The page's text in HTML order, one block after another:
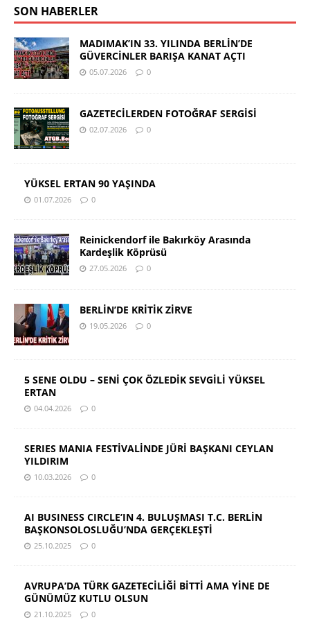
SON HABERLER
MADIMAK’IN 33. YILINDA BERLİN’DE
GÜVERCİNLER BARIŞA KANAT AÇTI
05.07.2026 0
GAZETECİLERDEN FOTOĞRAF SERGİSİ
02.07.2026 0
YÜKSEL ERTAN 90 YAŞINDA
01.07.2026 0
Reinickendorf ile Bakırköy Arasında
Kardeşlik Köprüsü
27.05.2026 0
BERLİN’DE KRİTİK ZİRVE
19.05.2026 0
5 SENE OLDU – SENİ ÇOK ÖZLEDİK SEVGİLİ YÜKSEL
ERTAN
04.04.2026 0
SERIES MANIA FESTİVALİNDE JÜRİ BAŞKANI CEYLAN
YILDIRIM
10.03.2026 0
AI BUSINESS CIRCLE’IN 4. BULUŞMASI T.C. BERLİN
BAŞKONSOLOSLUĞU’NDA GERÇEKLEŞTİ
25.10.2025 0
AVRUPA’DA TÜRK GAZETECİLİĞİ BİTTİ AMA YİNE DE
GÜNÜMÜZ KUTLU OLSUN
21.10.2025 0